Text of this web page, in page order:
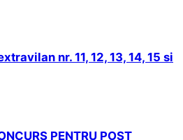
nr. 11, 12, 13, 14, 15 si
PENTRU POST